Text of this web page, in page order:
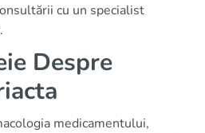
cu un specialist
Despre
medicamentului,